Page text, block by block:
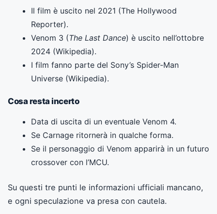
Il film è uscito nel 2021 (The Hollywood
Reporter).
Venom 3 (The Last Dance) è uscito nell’ottobre
2024 (Wikipedia).
I film fanno parte del Sony’s Spider-Man
Universe (Wikipedia).
Cosa resta incerto
Data di uscita di un eventuale Venom 4.
Se Carnage ritornerà in qualche forma.
Se il personaggio di Venom apparirà in un futuro
crossover con l’MCU.
Su questi tre punti le informazioni ufficiali mancano,
e ogni speculazione va presa con cautela.